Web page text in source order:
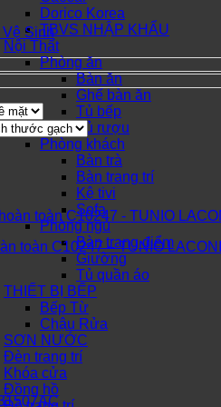
Dorico Korea
TBVS NHẬP KHẨU
Nội Thất
Phòng ăn
Bàn ăn
Ghế bàn ăn
Tủ bếp
Tủ rượu
Phòng khách
Bàn trà
Bàn trang trí
Kệ tivi
Sofa
Phòng ngủ
Bàn trang điểm
Giường
Tủ quần áo
THIẾT BỊ BẾP
Bếp Từ
Chậu Rửa
SƠN NƯỚC
Đèn trang trí
Khóa cửa
Đồng hồ
Sinh
toàn C10247 – TUNIO